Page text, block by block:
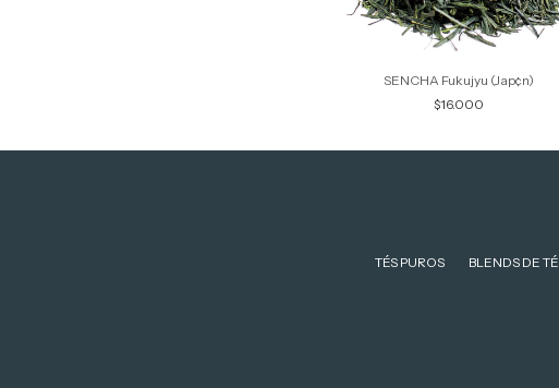
SENCHA Fukujyu (Jap¢n)
$16.000
TÉS PUROS BLENDS DE TÉ